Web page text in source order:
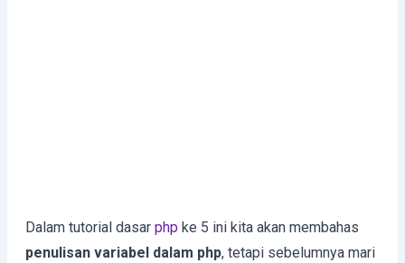
Dalam tutorial dasar php ke 5 ini kita akan membahas
penulisan variabel dalam php, tetapi sebelumnya mari